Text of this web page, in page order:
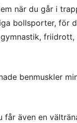
när du går i
bollsporter, för
benmuskler
får även en